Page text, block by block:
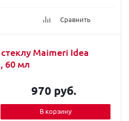
Сравнить
Maimeri Idea
60 мл
970 руб.
В корзину